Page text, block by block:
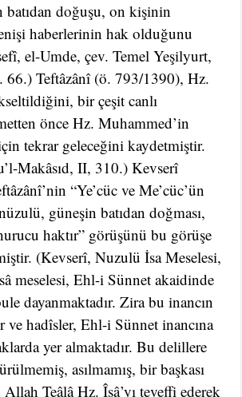
batıdan doğuşu, on kişinin
haberlerinin hak olduğunu
el-Umde, çev. Temel Yeşilyurt,
66.) Teftâzânî (ö. 793/1390), Hz.
bir çeşit canlı
önce Hz. Muhammed’in
tekrar geleceğini kaydetmiştir.
Makâsıd, II, 310.) Kevserî
“Ye’cüc ve Me’cüc’ün
güneşin batıdan doğması,
haktır” görüşünü bu görüşe
(Kevserî, Nuzulü İsa Meselesi,
meselesi, Ehl-i Sünnet akaidinde
dayanmaktadır. Zira bu inancın
ve hadîsler, Ehl-i Sünnet inancına
yer almaktadır. Bu delillere
asılmamış, bir başkası
Teâlâ Hz. Îsâ’yı teveffi ederek